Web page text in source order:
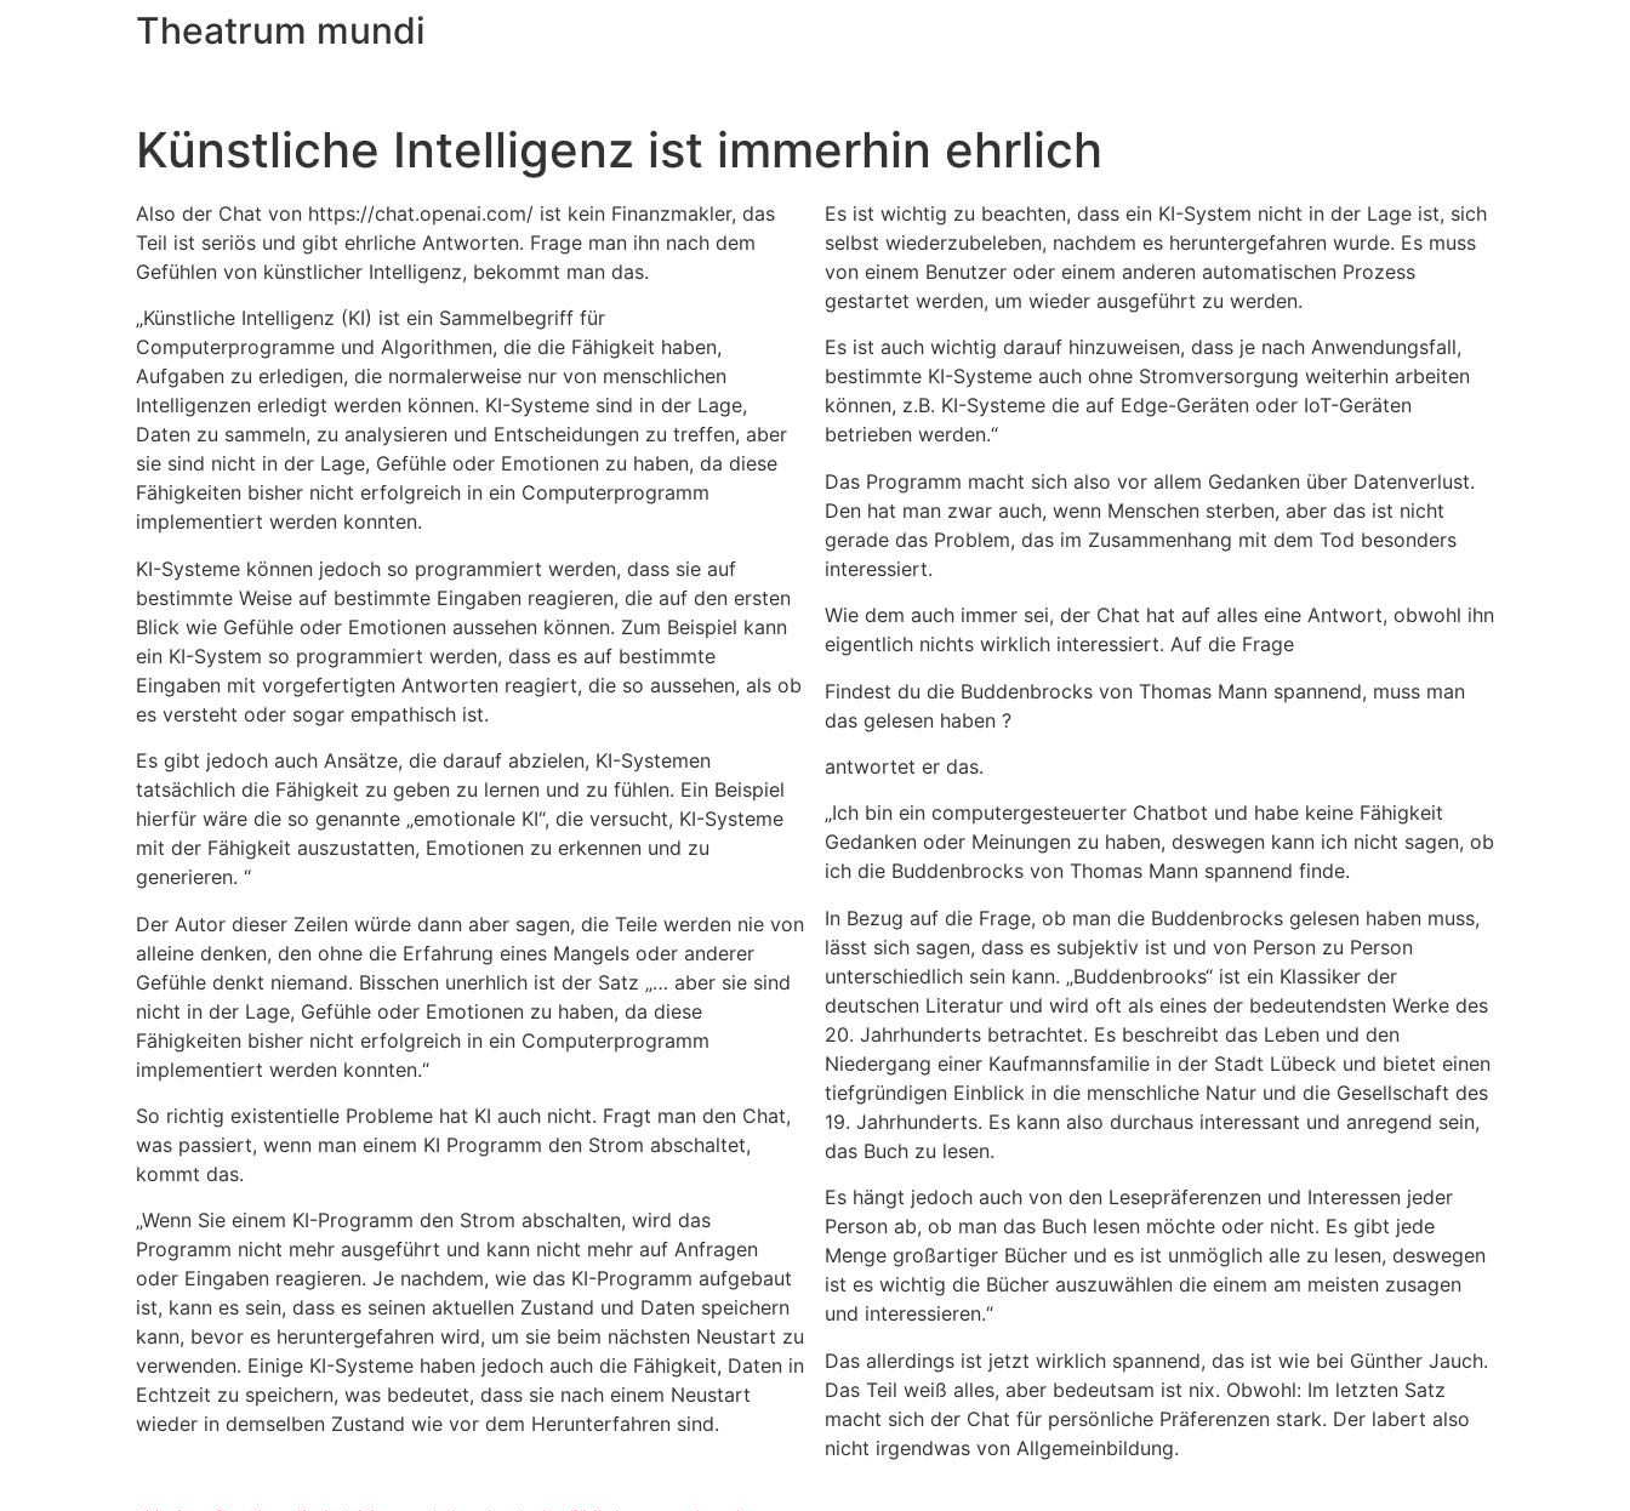
Theatrum mundi
Künstliche Intelligenz ist immerhin ehrlich
Also der Chat von https://chat.openai.com/ ist kein Finanzmakler, das
Teil ist seriös und gibt ehrliche Antworten. Frage man ihn nach dem
Gefühlen von künstlicher Intelligenz, bekommt man das.
„Künstliche Intelligenz (KI) ist ein Sammelbegriff für
Computerprogramme und Algorithmen, die die Fähigkeit haben,
Aufgaben zu erledigen, die normalerweise nur von menschlichen
Intelligenzen erledigt werden können. KI-Systeme sind in der Lage,
Daten zu sammeln, zu analysieren und Entscheidungen zu treffen, aber
sie sind nicht in der Lage, Gefühle oder Emotionen zu haben, da diese
Fähigkeiten bisher nicht erfolgreich in ein Computerprogramm
implementiert werden konnten.
KI-Systeme können jedoch so programmiert werden, dass sie auf
bestimmte Weise auf bestimmte Eingaben reagieren, die auf den ersten
Blick wie Gefühle oder Emotionen aussehen können. Zum Beispiel kann
ein KI-System so programmiert werden, dass es auf bestimmte
Eingaben mit vorgefertigten Antworten reagiert, die so aussehen, als ob
es versteht oder sogar empathisch ist.
Es gibt jedoch auch Ansätze, die darauf abzielen, KI-Systemen
tatsächlich die Fähigkeit zu geben zu lernen und zu fühlen. Ein Beispiel
hierfür wäre die so genannte „emotionale KI“, die versucht, KI-Systeme
mit der Fähigkeit auszustatten, Emotionen zu erkennen und zu
generieren. “
Der Autor dieser Zeilen würde dann aber sagen, die Teile werden nie von
alleine denken, den ohne die Erfahrung eines Mangels oder anderer
Gefühle denkt niemand. Bisschen unerhlich ist der Satz „… aber sie sind
nicht in der Lage, Gefühle oder Emotionen zu haben, da diese
Fähigkeiten bisher nicht erfolgreich in ein Computerprogramm
implementiert werden konnten.“
So richtig existentielle Probleme hat KI auch nicht. Fragt man den Chat,
was passiert, wenn man einem KI Programm den Strom abschaltet,
kommt das.
„Wenn Sie einem KI-Programm den Strom abschalten, wird das
Programm nicht mehr ausgeführt und kann nicht mehr auf Anfragen
oder Eingaben reagieren. Je nachdem, wie das KI-Programm aufgebaut
ist, kann es sein, dass es seinen aktuellen Zustand und Daten speichern
kann, bevor es heruntergefahren wird, um sie beim nächsten Neustart zu
verwenden. Einige KI-Systeme haben jedoch auch die Fähigkeit, Daten in
Echtzeit zu speichern, was bedeutet, dass sie nach einem Neustart
wieder in demselben Zustand wie vor dem Herunterfahren sind.
Es ist wichtig zu beachten, dass ein KI-System nicht in der Lage ist, sich
selbst wiederzubeleben, nachdem es heruntergefahren wurde. Es muss
von einem Benutzer oder einem anderen automatischen Prozess
gestartet werden, um wieder ausgeführt zu werden.
Es ist auch wichtig darauf hinzuweisen, dass je nach Anwendungsfall,
bestimmte KI-Systeme auch ohne Stromversorgung weiterhin arbeiten
können, z.B. KI-Systeme die auf Edge-Geräten oder IoT-Geräten
betrieben werden.“
Das Programm macht sich also vor allem Gedanken über Datenverlust.
Den hat man zwar auch, wenn Menschen sterben, aber das ist nicht
gerade das Problem, das im Zusammenhang mit dem Tod besonders
interessiert.
Wie dem auch immer sei, der Chat hat auf alles eine Antwort, obwohl ihn
eigentlich nichts wirklich interessiert. Auf die Frage
Findest du die Buddenbrocks von Thomas Mann spannend, muss man
das gelesen haben ?
antwortet er das.
„Ich bin ein computergesteuerter Chatbot und habe keine Fähigkeit
Gedanken oder Meinungen zu haben, deswegen kann ich nicht sagen, ob
ich die Buddenbrocks von Thomas Mann spannend finde.
In Bezug auf die Frage, ob man die Buddenbrocks gelesen haben muss,
lässt sich sagen, dass es subjektiv ist und von Person zu Person
unterschiedlich sein kann. „Buddenbrooks“ ist ein Klassiker der
deutschen Literatur und wird oft als eines der bedeutendsten Werke des
20. Jahrhunderts betrachtet. Es beschreibt das Leben und den
Niedergang einer Kaufmannsfamilie in der Stadt Lübeck und bietet einen
tiefgründigen Einblick in die menschliche Natur und die Gesellschaft des
19. Jahrhunderts. Es kann also durchaus interessant und anregend sein,
das Buch zu lesen.
Es hängt jedoch auch von den Lesepräferenzen und Interessen jeder
Person ab, ob man das Buch lesen möchte oder nicht. Es gibt jede
Menge großartiger Bücher und es ist unmöglich alle zu lesen, deswegen
ist es wichtig die Bücher auszuwählen die einem am meisten zusagen
und interessieren.“
Das allerdings ist jetzt wirklich spannend, das ist wie bei Günther Jauch.
Das Teil weiß alles, aber bedeutsam ist nix. Obwohl: Im letzten Satz
macht sich der Chat für persönliche Präferenzen stark. Der labert also
nicht irgendwas von Allgemeinbildung.